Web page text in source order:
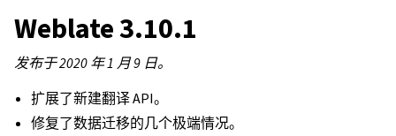
Weblate 3.10.1
发布于 2020 年 1 月 9 日。
扩展了新建翻译 API。
修复了数据迁移的几个极端情况。